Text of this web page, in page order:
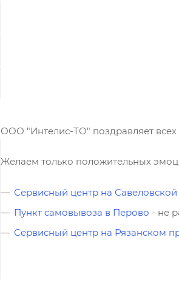
ООО "Интелис-ТО" поздравляет
Желаем только положительных
Сервисный центр на Савеловской
Пункт самовывоза в Перово - не
Сервисный центр на Рязанском